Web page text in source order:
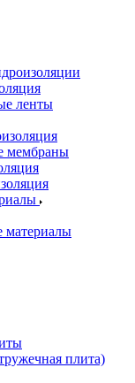
ленты
мембраны
материалы
плита)